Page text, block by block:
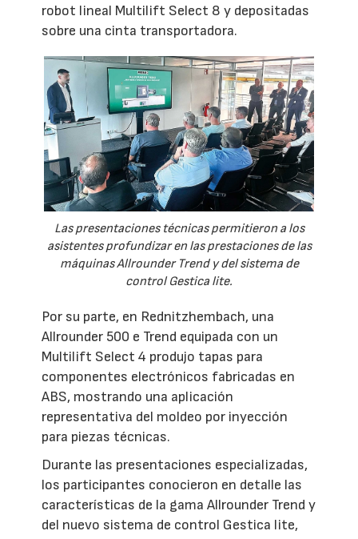
robot lineal Multilift Select 8 y depositadas
sobre una cinta transportadora.
Las presentaciones técnicas permitieron a los
asistentes profundizar en las prestaciones de las
máquinas Allrounder Trend y del sistema de
control Gestica lite.
Por su parte, en Rednitzhembach, una
Allrounder 500 e Trend equipada con un
Multilift Select 4 produjo tapas para
componentes electrónicos fabricadas en
ABS, mostrando una aplicación
representativa del moldeo por inyección
para piezas técnicas.
Durante las presentaciones especializadas,
los participantes conocieron en detalle las
características de la gama Allrounder Trend y
del nuevo sistema de control Gestica lite,